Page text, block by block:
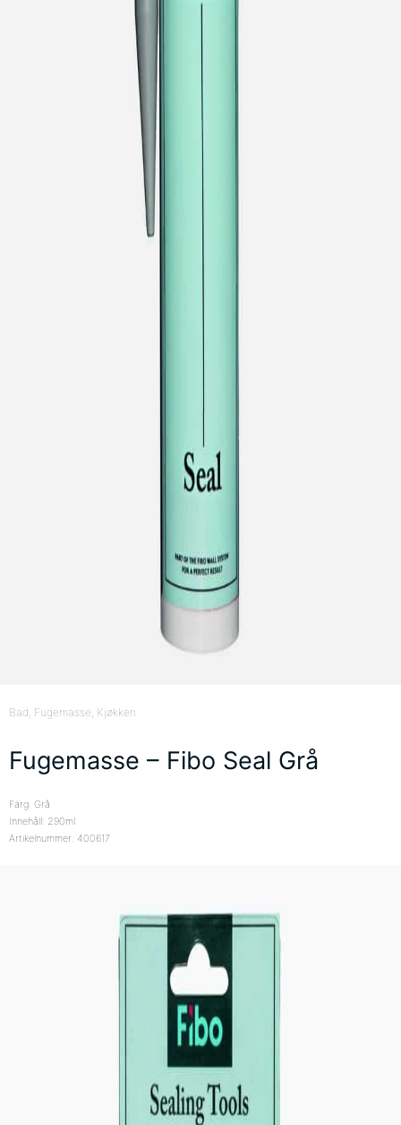
Bad , Fugemasse , Kjøkken
Fugemasse – Fibo Seal Grå
Färg: Grå
Innehåll: 290ml
Artikelnummer: 400617